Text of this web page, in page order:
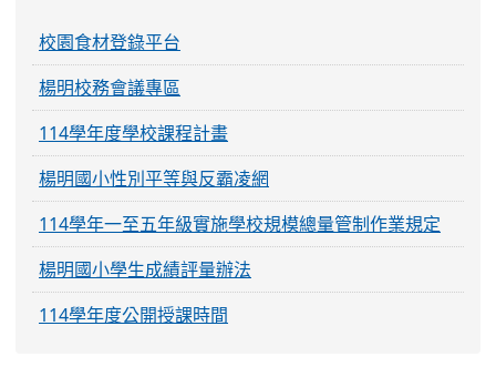
校園食材登錄平台
楊明校務會議專區
114學年度學校課程計畫
楊明國小性別平等與反霸凌網
114學年一至五年級實施學校規模總量管制作業規定
楊明國小學生成績評量辦法
114學年度公開授課時間